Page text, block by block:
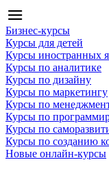
Бизнес-курсы
Курсы для детей
Курсы иностранных
Курсы по аналитике
Курсы по дизайну
Курсы по маркетингу
Курсы по
Курсы по
Курсы по
Курсы по созданию
Новые онлайн‑курсы